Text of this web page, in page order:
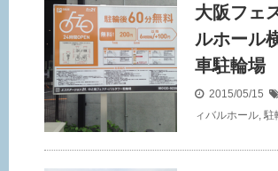
大阪フェ
ルホール
車駐輪場
2015/05/15
ィバルホール, 駐